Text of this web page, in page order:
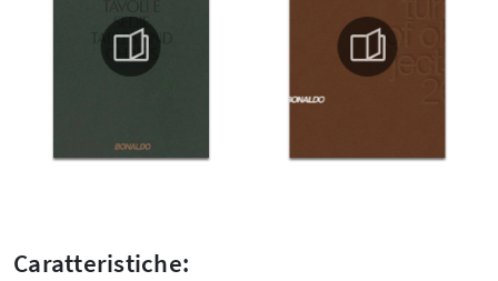
Caratteristiche: